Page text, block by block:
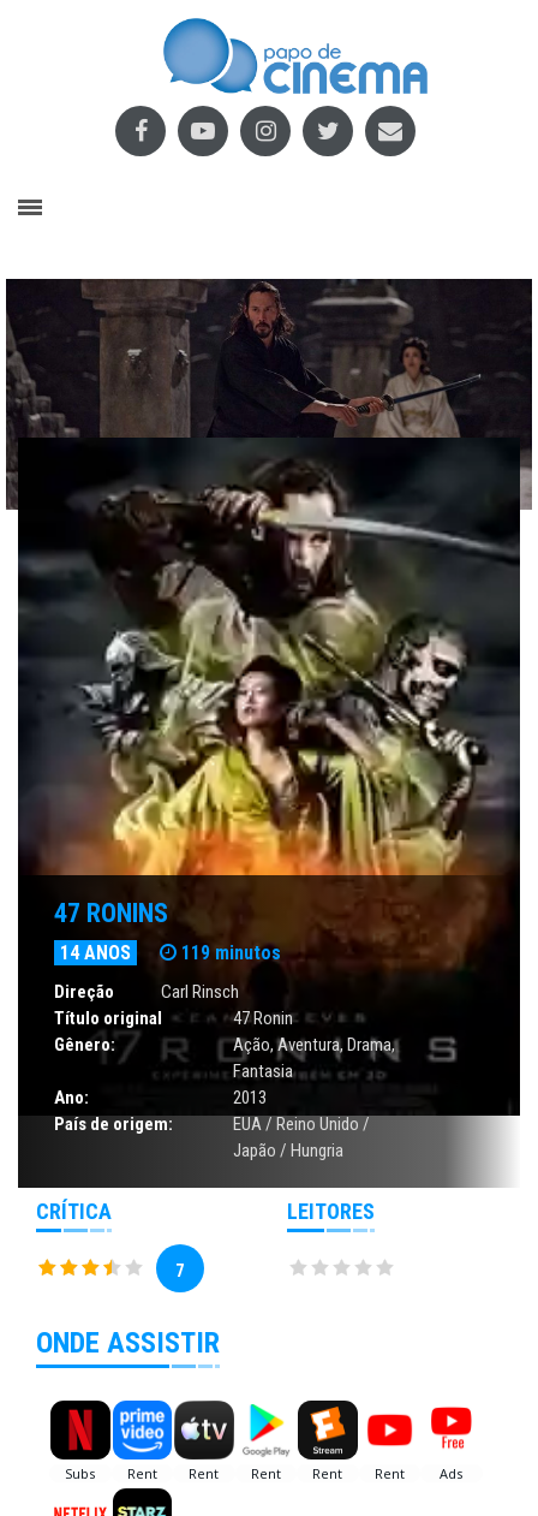
47 RONINS
14 ANOS 119 minutos
Direção
Carl Rinsch
Título original
47 Ronin
Gênero:
Ação,Aventura, Drama,
Fantasia
Ano:
2013
País de origem:
EUA / Reino Unido /
Japão / Hungria
CRÍTICA
7
LEITORES
ONDE ASSISTIR